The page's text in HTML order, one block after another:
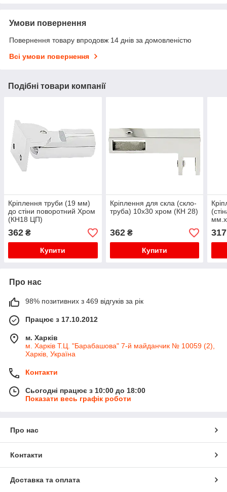
Умови повернення
Повернення товару впродовж 14 днів за домовленістю
Всі умови повернення
Подібні товари компанії
Кріплення труби (19 мм)
до стіни поворотний Хром
(КН18 ЦП)
362 ₴
Купити
Кріплення для скла (скло-
труба) 10х30 хром (КН 28)
362₴
Купити
317
Про нас
98% позитивних з 469 відгуків за рік
Працює з 17.10.2012
м. Харків
м. Харків Т.Ц. "Барабашова" 7-й майданчик № 10059 (2),
Харків, Україна
Контакти
Сьогодні працює з 10:00 до 18:00
Показати весь графік роботи
Про нас
Контакти
Доставка та оплата